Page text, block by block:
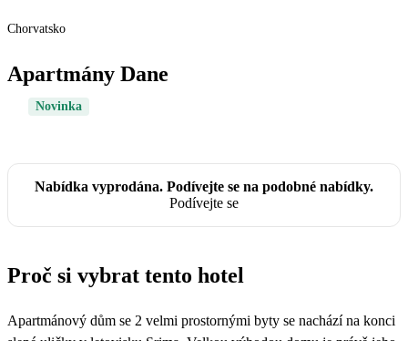
Chorvatsko
Apartmány Dane
Novinka
Nabídka vyprodána. Podívejte se na podobné nabídky.
Podívejte se
Proč si vybrat tento hotel
Apartmánový dům se 2 velmi prostornými byty se nachází na konci